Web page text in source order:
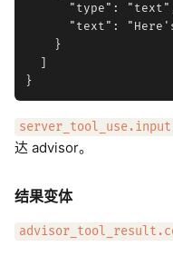
"type":
"text":
    }
  ]
server_tool_use.input
达 advisor。
结果变体